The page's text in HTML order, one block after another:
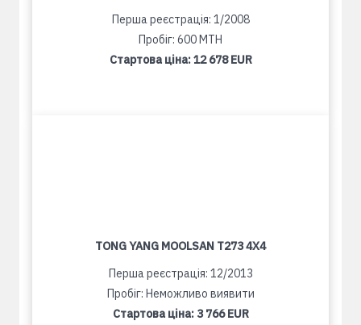
Перша реєстрація: 1/2008
Пробіг: 600 MTH
Стартова ціна:12 678 EUR
TONG YANG MOOLSAN T273 4X4
Перша реєстрація: 12/2013
Пробіг: Неможливо виявити
Стартова ціна: 3 766 EUR